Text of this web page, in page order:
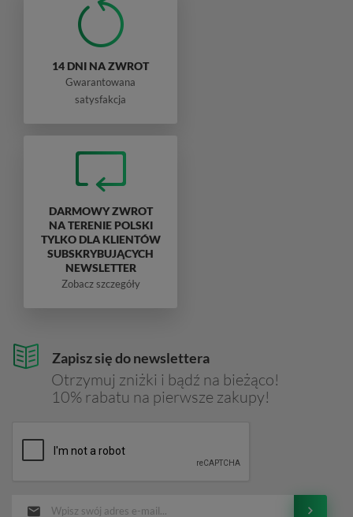
Zapisz się do newslettera
Otrzymuj zniżki i bądź na bieżąco!
10% rabatu na pierwsze zakupy!
14 DNI NA ZWROT
Gwarantowana
satysfakcja
DARMOWY ZWROT
NA TERENIE POLSKI
TYLKO DLA KLIENTÓW
SUBSKRYBUJĄCYCH
NEWSLETTER
Zobacz szczegóły